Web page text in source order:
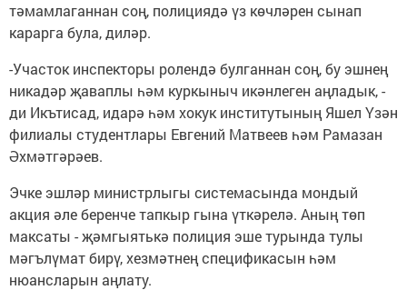
тәмамлаганнан соң, полициядә үз көчләрен сынап
карарга була, диләр.
-Участок инспекторы ролендә булганнан соң, бу эшнең
никадәр җаваплы һәм куркыныч икәнлеген аңладык, -
ди Икътисад, идарә һәм хокук институтының Яшел Үзән
филиалы студентлары Евгений Матвеев һәм Рамазан
Әхмәтгәрәев.
Эчке эшләр министрлыгы системасында мондый
акция әле беренче тапкыр гына үткәрелә. Аның төп
максаты - җәмгыятькә полиция эше турында тулы
мәгълүмат бирү, хезмәтнең спецификасын һәм
нюансларын аңлату.